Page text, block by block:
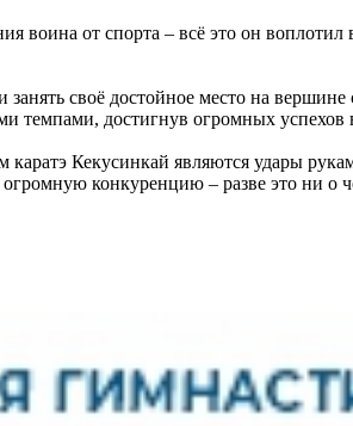
воина от спорта – всё это он воплотил
занять своё достойное место на
темпами, достигнув огромных успехов
Кекусинкай являются удары
конкуренцию – разве это ни о